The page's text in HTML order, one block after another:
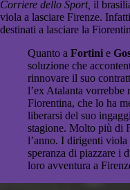
Corriere dello Sport, il
viola a lasciare Firenze.
destinati a lasciare la
Quanto a Fortini e
soluzione che
rinnovare il suo
l’ex Atalanta vorrebbe
Fiorentina, che lo ha
liberarsi del suo
stagione. Molto più di
l’anno. I dirigenti
speranza di piazzare i
loro avventura a